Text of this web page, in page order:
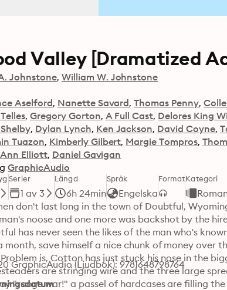
Valley [Dramatized
Johnstone William W. Johnstone
Aselford Nanette Savard Thomas Penny
Gregory Gorton A Full Cast Delores King
Dylan Lynch Ken Jackson David Coyne
Tuazon Kimberly Gilbert Margie Tompros
Elliott Daniel Gavigan
GraphicAudio
Serier
1 av 3
Längd
6h 24min
Språk
Engelska
FormatKategori
don't last long in the town of Doubtful,
noose and one more was backshot by the
has never seen the likes of the man who's
month, save himself a nice chunk of money over
is, Cotton has just stuck his nose in the
are stringing wire and the three large
"range war!" a passel of hardcases are filling
GraphicAudio (Ljudbok): 9781648798764